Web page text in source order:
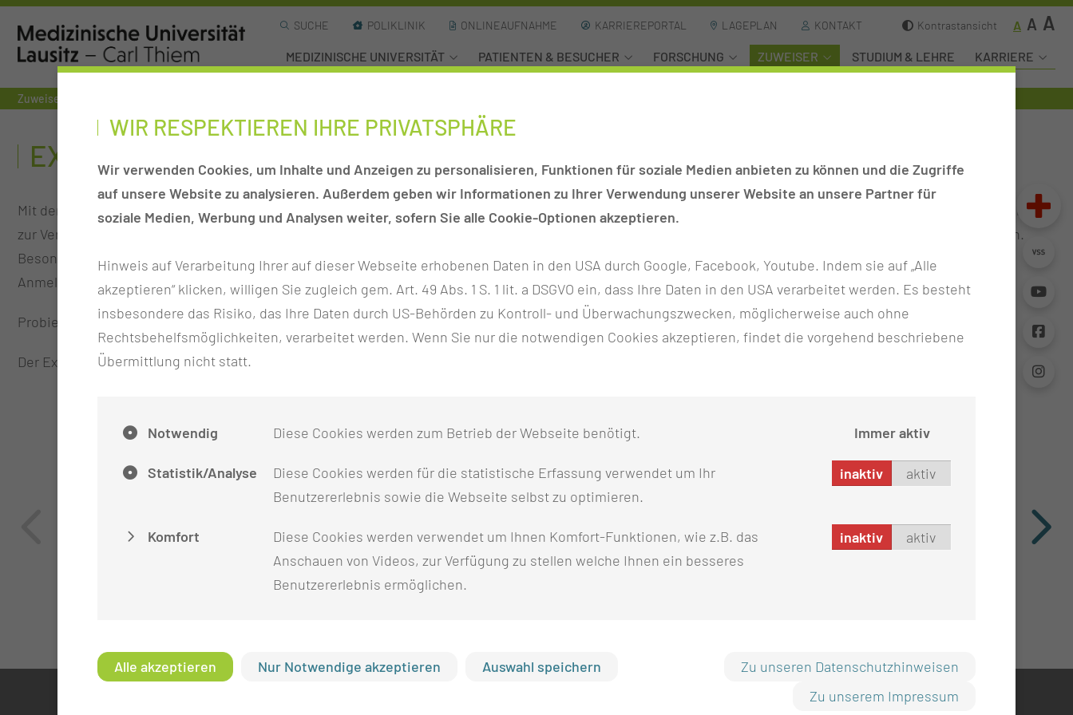
SUCHE POLIKLINIK ONLINEAUFNAHME KARRIEREPORTAL LAGEPLAN KONTAKT Kontrastansicht A A A
MEDIZINISCHE UNIVERSITÄT PATIENTEN & BESUCHER FORSCHUNG ZUWEISER STUDIUM & LEHRE KARRIERE
Zuweiser
EXPRESS CHECK-IN - IHR KLICK ZUM ZEITGEWINN
Mit dem Express Check-In können Sie sich künftig schnell und bequem „selbst im Klinikum aufnehmen“. In einem eigens eingerichteten Raum stehen dafür Tablets
zur Verfügung, an denen Sie in nur 5 einfachen Schritten selbstständig ihre Daten eingeben und verschiedene, zur Anmeldung erforderliche Fragen beantworten.
Besonders komfortabel und hilfreich ist das Fotografieren des Einweisungsscheins - eine Bilderkennung scannt dabei die Daten und übernimmt sie auf die
Anmeldeformulare.
Probieren Sie es selbst aus!
Der Express Check-In befindet sich direkt am Haupteingang der Medizinischen Universität Lausitz – Carl Thiem.
WIR RESPEKTIEREN IHRE PRIVATSPHÄRE
Wir verwenden Cookies, um Inhalte und Anzeigen zu personalisieren, Funktionen für soziale Medien anbieten zu können und die Zugriffe
auf unsere Website zu analysieren. Außerdem geben wir Informationen zu Ihrer Verwendung unserer Website an unsere Partner für
soziale Medien, Werbung und Analysen weiter, sofern Sie alle Cookie-Optionen akzeptieren.
Hinweis auf Verarbeitung Ihrer auf dieser Webseite erhobenen Daten in den USA durch Google, Facebook, Youtube. Indem sie auf „Alle
akzeptieren“ klicken, willigen Sie zugleich gem. Art. 49 Abs. 1 S. 1 lit. a DSGVO ein, dass Ihre Daten in den USA verarbeitet werden. Es besteht
insbesondere das Risiko, das Ihre Daten durch US-Behörden zu Kontroll- und Überwachungszwecken, möglicherweise auch ohne
Rechtsbehelfsmöglichkeiten, verarbeitet werden. Wenn Sie nur die notwendigen Cookies akzeptieren, findet die vorgehend beschriebene
Übermittlung nicht statt.
Notwendig Diese Cookies werden zum Betrieb der Webseite benötigt. Immer aktiv
Statistik/Analyse
Diese Cookies werden für die statistische Erfassung verwendet um Ihr
Benutzererlebnis sowie die Webseite selbst zu optimieren.
inaktiv aktiv
Komfort
Diese Cookies werden verwendet um Ihnen Komfort-Funktionen, wie z.B. das
Anschauen von Videos, zur Verfügung zu stellen welche Ihnen ein besseres
Benutzererlebnis ermöglichen.
inaktiv aktiv
Alle akzeptieren Nur Notwendige akzeptieren Auswahl speichern
Zu unseren Datenschutzhinweisen
Zu unserem Impressum